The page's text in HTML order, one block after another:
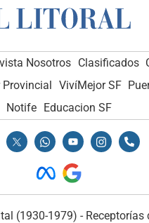
Nosotros Clasificados
VivíMejor SF
Notife Educacion SF
(1930-1979) - Receptorías